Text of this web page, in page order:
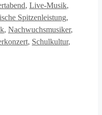
, Live-Musik,
Spitzenleistung,
, Nachwuchsmusiker,
, Schulkultur,